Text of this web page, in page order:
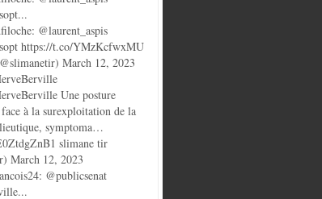
@laurent_aspis
https://t.co/YMzKcfwxMU
March 12, 2023
Une posture
à la surexploitation de la
symptoma…
slimane tir
March 12, 2023
@publicsenat